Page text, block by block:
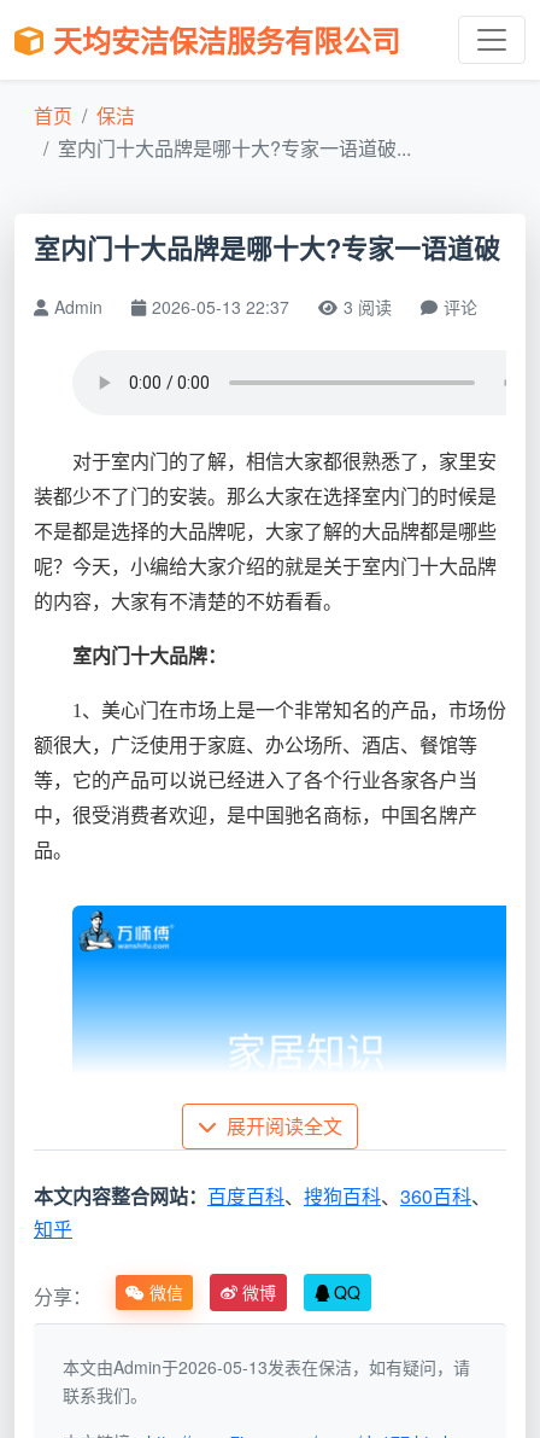
天均安洁保洁服务有限公司
首页
保洁
室内门十大品牌是哪十大?专家一语道破...
室内门十大品牌是哪十大?专家一语道破
Admin 2026-05-13 22:37 3 阅读 评论
对于室内门的了解，相信大家都很熟悉了，家里安
装都少不了门的安装。那么大家在选择室内门的时候是
不是都是选择的大品牌呢，大家了解的大品牌都是哪些
呢？今天，小编给大家介绍的就是关于室内门十大品牌
的内容，大家有不清楚的不妨看看。
室内门十大品牌：
1、美心门在市场上是一个非常知名的产品，市场份
额很大，广泛使用于家庭、办公场所、酒店、餐馆等
等，它的产品可以说已经进入了各个行业各家各户当
中，很受消费者欢迎，是中国驰名商标，中国名牌产
品。
力于成品居室门研发生产的专业企业之一，专业化程度
展开阅读全文
本文内容整合网站： 百度百科、 搜狗百科、 360百科、
知乎
分享： 微信 微博 QQ
本文由Admin于2026-05-13发表在保洁，如有疑问，请
联系我们。